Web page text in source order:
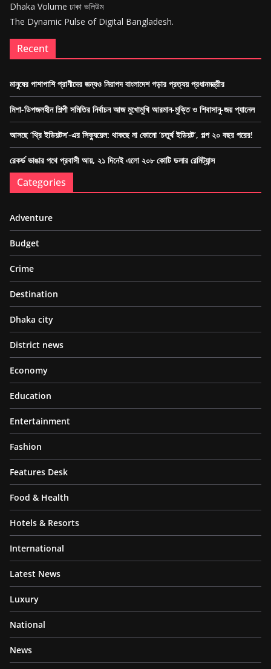
Dhaka Volume ঢাকা ভলিউম
The Dynamic Pulse of Digital Bangladesh.
Recent
মানুষের পাশাপাশি প্রাণীদের জন্যও নিরাপদ বাংলাদেশ গড়ার প্রত্যয় প্রধানমন্ত্রীর
মিশা-ডিপজলহীন শিল্পী সমিতির নির্বাচন আজ মুখোমুখি আরমান-মুক্তি ও শিবাসানু-জয় প্যানেল
আসছে ‘থ্রি ইডিয়টস’-এর সিক্যুয়েল: থাকছে না কোনো ‘চতুর্থ ইডিয়ট’, গল্প ২০ বছর পরের!
রেকর্ড ভাঙার পথে প্রবাসী আয়, ২১ দিনেই এলো ২০৮ কোটি ডলার রেমিট্যান্স
Categories
Adventure
Budget
Crime
Destination
Dhaka city
District news
Economy
Education
Entertainment
Fashion
Features Desk
Food & Health
Hotels & Resorts
International
Latest News
Luxury
National
News